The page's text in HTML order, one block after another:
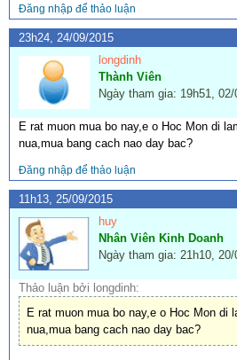
Đăng nhập để thảo luận
23h24, 24/09/2015
longdinh
Thành Viên
Ngày tham gia: 19h51, 02/
E rat muon mua bo nay,e o Hoc Mon di
nua,mua bang cach nao day bac?
Đăng nhập để thảo luận
11h13, 25/09/2015
huy
Nhân Viên Kinh Doanh
Ngày tham gia: 21h10, 20/
Thảo luận bởi longdinh:
E rat muon mua bo nay,e o Hoc Mon di
nua,mua bang cach nao day bac?